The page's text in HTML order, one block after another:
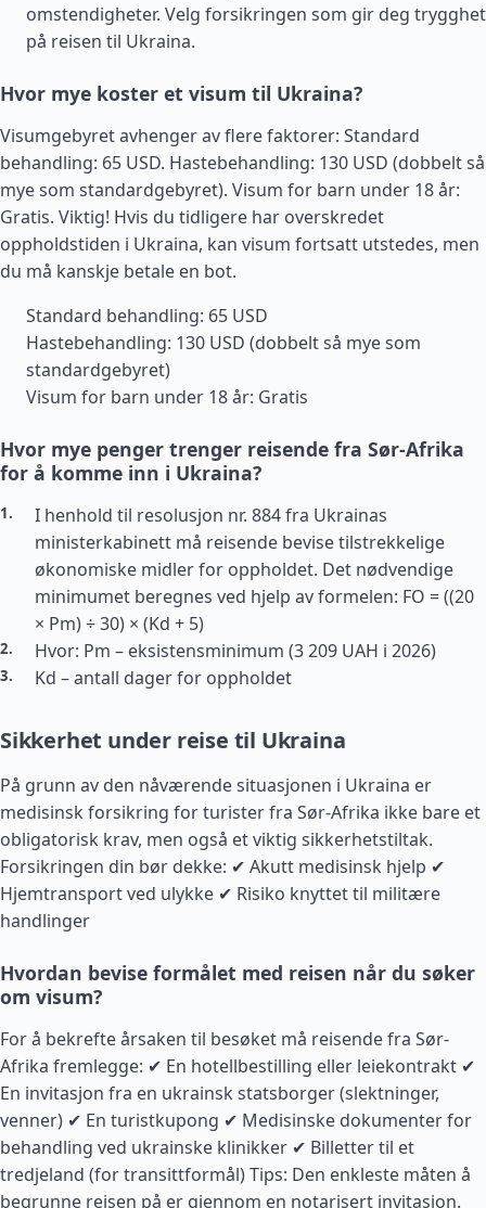
omstendigheter. Velg forsikringen som gir deg trygghet
på reisen til Ukraina.
Hvor mye koster et visum til Ukraina?
Visumgebyret avhenger av flere faktorer: Standard
behandling: 65 USD. Hastebehandling: 130 USD (dobbelt så
mye som standardgebyret). Visum for barn under 18 år:
Gratis. Viktig! Hvis du tidligere har overskredet
oppholdstiden i Ukraina, kan visum fortsatt utstedes, men
du må kanskje betale en bot.
Standard behandling: 65 USD
Hastebehandling: 130 USD (dobbelt så mye som
standardgebyret)
Visum for barn under 18 år: Gratis
Hvor mye penger trenger reisende fra Sør-Afrika
for å komme inn i Ukraina?
I henhold til resolusjon nr. 884 fra Ukrainas
ministerkabinett må reisende bevise tilstrekkelige
økonomiske midler for oppholdet. Det nødvendige
minimumet beregnes ved hjelp av formelen: FO = ((20
× Pm) ÷ 30) × (Kd + 5)
Hvor: Pm – eksistensminimum (3 209 UAH i 2026)
Kd – antall dager for oppholdet
Sikkerhet under reise til Ukraina
På grunn av den nåværende situasjonen i Ukraina er
medisinsk forsikring for turister fra Sør-Afrika ikke bare et
obligatorisk krav, men også et viktig sikkerhetstiltak.
Forsikringen din bør dekke: ✔ Akutt medisinsk hjelp ✔
Hjemtransport ved ulykke ✔ Risiko knyttet til militære
handlinger
Hvordan bevise formålet med reisen når du søker
om visum?
For å bekrefte årsaken til besøket må reisende fra Sør-
Afrika fremlegge: ✔ En hotellbestilling eller leiekontrakt ✔
En invitasjon fra en ukrainsk statsborger (slektninger,
venner) ✔ En turistkupong ✔ Medisinske dokumenter for
behandling ved ukrainske klinikker ✔ Billetter til et
tredjeland (for transittformål) Tips: Den enkleste måten å
begrunne reisen på er gjennom en notarisert invitasjon.